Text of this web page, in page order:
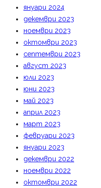
януари 2024
декември 2023
ноември 2023
октомври 2023
септември 2023
август 2023
юли 2023
юни 2023
май 2023
април 2023
март 2023
февруари 2023
януари 2023
декември 2022
ноември 2022
октомври 2022